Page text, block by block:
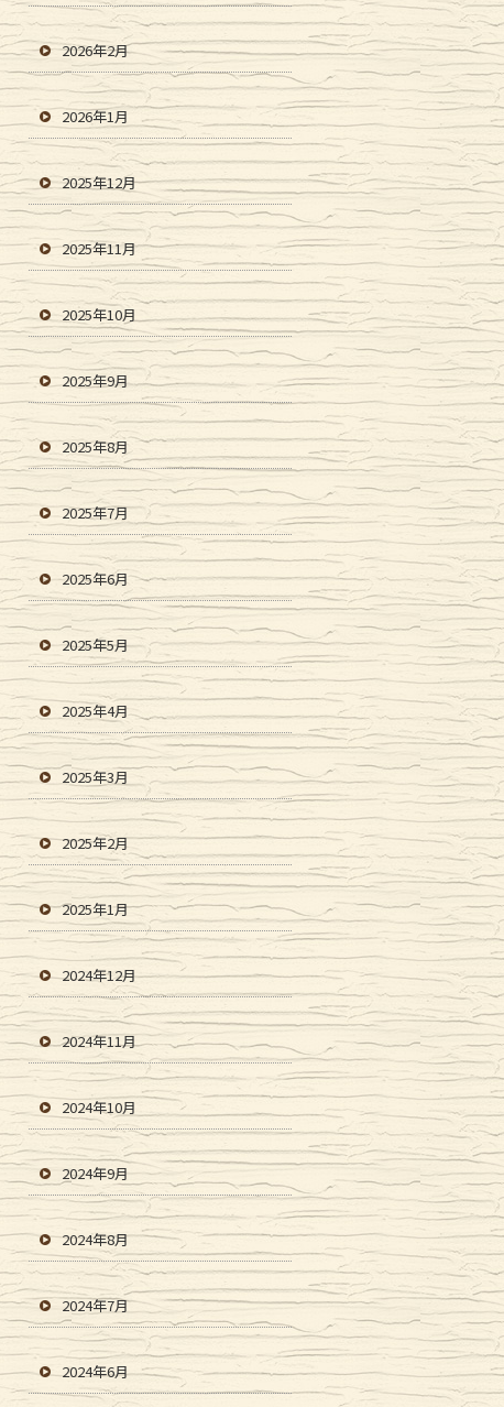
2026年2月
2026年1月
2025年12月
2025年11月
2025年10月
2025年9月
2025年8月
2025年7月
2025年6月
2025年5月
2025年4月
2025年3月
2025年2月
2025年1月
2024年12月
2024年11月
2024年10月
2024年9月
2024年8月
2024年7月
2024年6月